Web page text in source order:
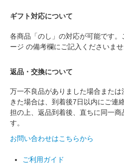
ギフト対応について
各商品「のし」の対応が可能です
ージ の備考欄にご記入くださいませ
返品・交換について
万一不良品がありました場合また
きた場合は、到着後7日以内にご連
担の上、返品到着後、直ちに同一商
す。
お問い合わせはこちらから
ご利用ガイド